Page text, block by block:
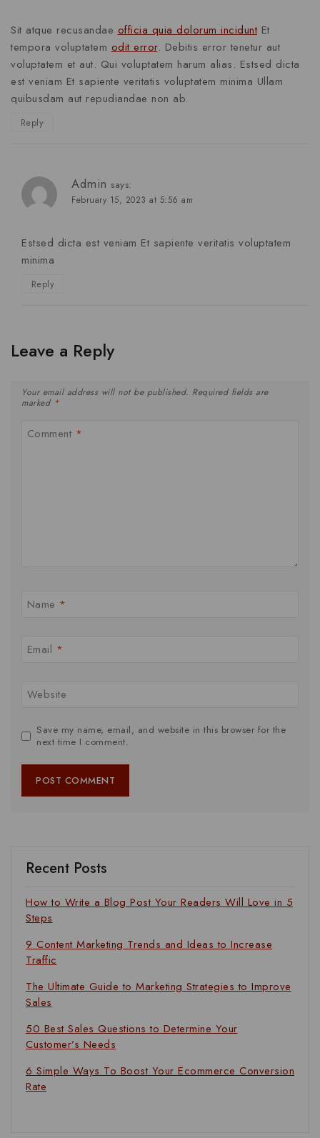
Sit atque recusandae officia quia dolorum incidunt Et
tempora voluptatem odit error. Debitis error tenetur aut
voluptatem et aut. Qui voluptatem harum alias. Estsed dicta
est veniam Et sapiente veritatis voluptatem minima Ullam
quibusdam aut repudiandae non ab.
Reply
Admin says:
February 15, 2023 at 5:56 am
Estsed dicta est veniam Et sapiente veritatis voluptatem
minima
Reply
Leave a Reply
Your email address will not be published. Required fields are
marked *
Comment *
Name *
Email *
Website
Save my name, email, and website in this browser for the
next time I comment.
Recent Posts
How to Write a Blog Post Your Readers Will Love in 5
Steps
9 Content Marketing Trends and Ideas to Increase
Traffic
The Ultimate Guide to Marketing Strategies to Improve
Sales
50 Best Sales Questions to Determine Your
Customer’s Needs
6 Simple Ways To Boost Your Ecommerce Conversion
Rate